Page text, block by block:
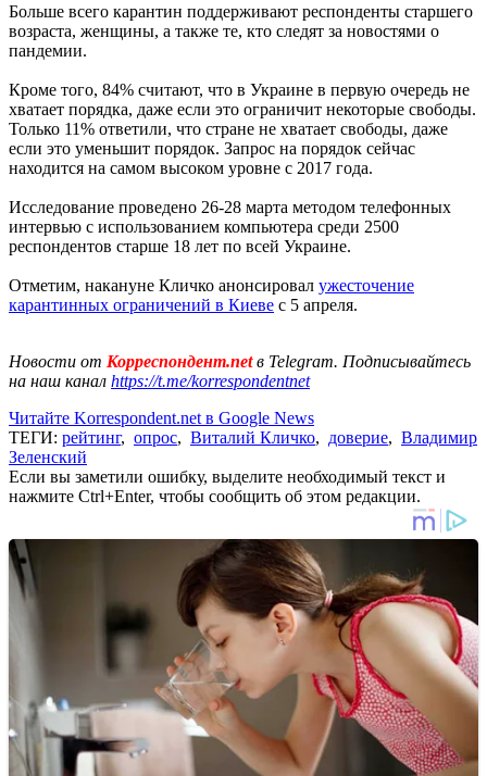
Больше всего карантин поддерживают респонденты старшего
возраста, женщины, а также те, кто следят за новостями о
пандемии.
Кроме того, 84% считают, что в Украине в первую очередь не
хватает порядка, даже если это ограничит некоторые свободы.
Только 11% ответили, что стране не хватает свободы, даже
если это уменьшит порядок. Запрос на порядок сейчас
находится на самом высоком уровне с 2017 года.
Исследование проведено 26-28 марта методом телефонных
интервью с использованием компьютера среди 2500
респондентов старше 18 лет по всей Украине.
Отметим, накануне Кличко анонсировал ужесточение
карантинных ограничений в Киеве с 5 апреля.
Новости от Корреспондент.netв Telegram. Подписывайтесь
на наш канал https://t.me/korrespondentnet
Читайте Korrespondent.net в Google News
ТЕГИ: рейтинг, опрос, Виталий Кличко, доверие, Владимир
Зеленский
Если вы заметили ошибку, выделите необходимый текст и
нажмите Ctrl+Enter, чтобы сообщить об этом редакции.